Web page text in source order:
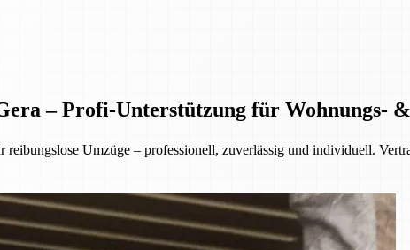
– Profi-Unterstützung für Wohnungs-
Umzüge – professionell, zuverlässig und individuell.